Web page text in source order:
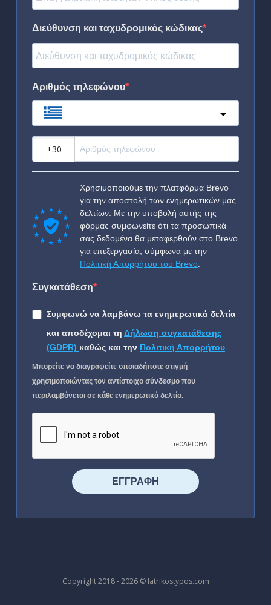
Διεύθυνση και ταχυδρομικός κώδικας
Αριθμός τηλεφώνου
Χρησιμοποιούμε την πλατφόρμα Brevo
για την αποστολή των ενημερωτικών μας
δελτίων. Με την υποβολή αυτής της
φόρμας συμφωνείτε ότι τα προσωπικά
σας δεδομένα θα μεταφερθούν στο Brevo
για επεξεργασία, σύμφωνα με την
Πολιτική Απορρήτου του Brevo
Συγκατάθεση
Συμφωνώ να λαμβάνω τα ενημερωτικά δελτία
και αποδέχομαι τη Δήλωση συγκατάθεσης
(GDPR) καθώς και την Πολιτική Απορρήτου
Μπορείτε να διαγραφείτε οποιαδήποτε στιγμή
χρησιμοποιώντας τον αντίστοιχο σύνδεσμο που
περιλαμβάνεται σε κάθε ενημερωτικό δελτίο.
⠀⠀⠀⠀ΕΓΓΡΑΦΗ⠀⠀⠀⠀
Copyright 2018 - 2026 © Iatrikostypos.com